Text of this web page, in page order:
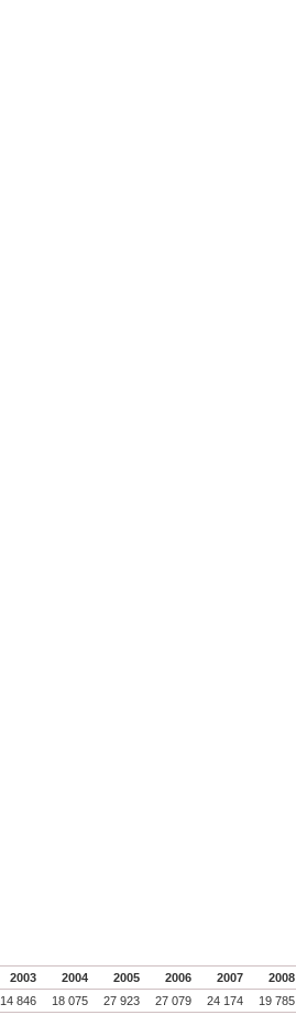
2003 2004 2005 2006 2007 2008
14 846 18 075 27 923 27 079 24 174 19 785